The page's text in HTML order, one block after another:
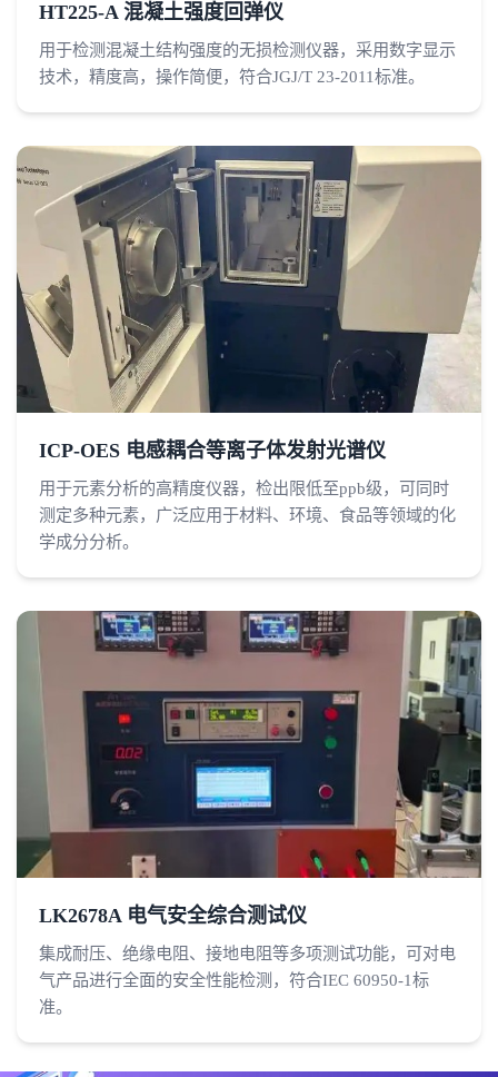
HT225-A 混凝土强度回弹仪
用于检测混凝土结构强度的无损检测仪器，采用数字显示
技术，精度高，操作简便，符合JGJ/T 23-2011标准。
ICP-OES 电感耦合等离子体发射光谱仪
用于元素分析的高精度仪器，检出限低至ppb级，可同时
测定多种元素，广泛应用于材料、环境、食品等领域的化
学成分分析。
LK2678A 电气安全综合测试仪
集成耐压、绝缘电阻、接地电阻等多项测试功能，可对电
气产品进行全面的安全性能检测，符合IEC 60950-1标
准。